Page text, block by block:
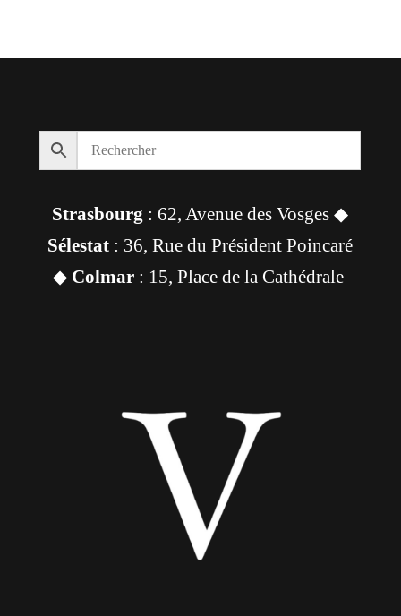
Strasbourg : 62, Avenue des Vosges ◆
Sélestat : 36, Rue du Président Poincaré
◆ Colmar: 15, Place de la Cathédrale